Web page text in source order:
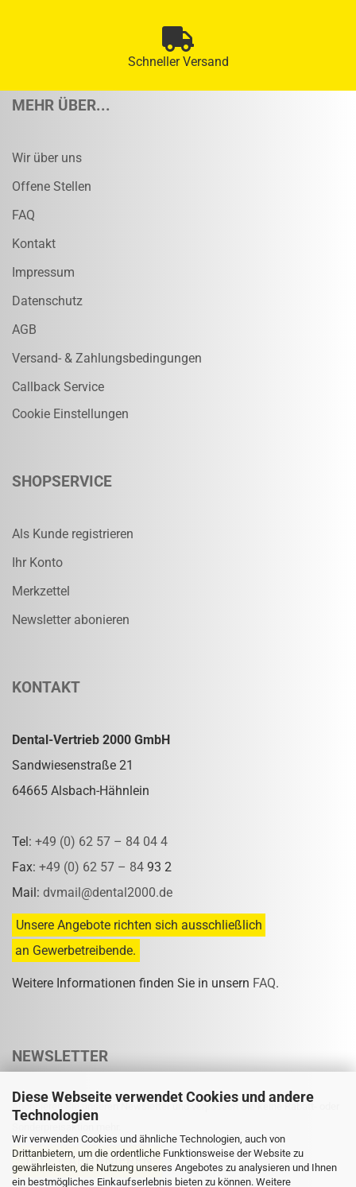
Diese Webseite verwendet Cookies und andere
Technologien
Wir verwenden Cookies und ähnliche Technologien, auch von
Drittanbietern, um die ordentliche Funktionsweise der Website zu
gewährleisten, die Nutzung unseres Angebotes zu analysieren und Ihnen
ein bestmögliches Einkaufserlebnis bieten zu können. Weitere
Schneller Versand
MEHR ÜBER...
Wir über uns
Offene Stellen
FAQ
Kontakt
Impressum
Datenschutz
AGB
Versand- & Zahlungsbedingungen
Callback Service
Cookie Einstellungen
SHOPSERVICE
Als Kunde registrieren
Ihr Konto
Merkzettel
Newsletter abonieren
KONTAKT
Dental-Vertrieb 2000 GmbH
Sandwiesenstraße 21
64665 Alsbach-Hähnlein
Tel: +49 (0) 62 57 – 84 04 4
Fax: +49 (0) 62 57 – 84 93 2
Mail: dvmail@dental2000.de
Unsere Angebote richten sich ausschließlich
an Gewerbetreibende.
Weitere Informationen finden Sie in unsern FAQ.
NEWSLETTER
Abonnieren Sie unseren Newsletter und verpassen Sie keine Rabatt- oder
Sonderpreisaktion mehr.